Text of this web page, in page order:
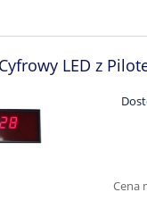
LED z
Cena